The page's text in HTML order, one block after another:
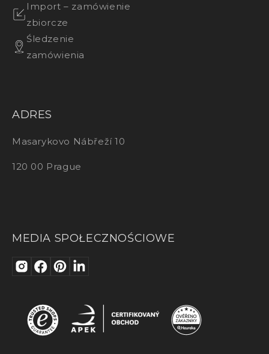
Import – zamówienie
zbiorcze
Śledzenie
zamówienia
ADRES
Masarykovo Nábřeží 10
120 00 Prague
MEDIA SPOŁECZNOŚCIOWE